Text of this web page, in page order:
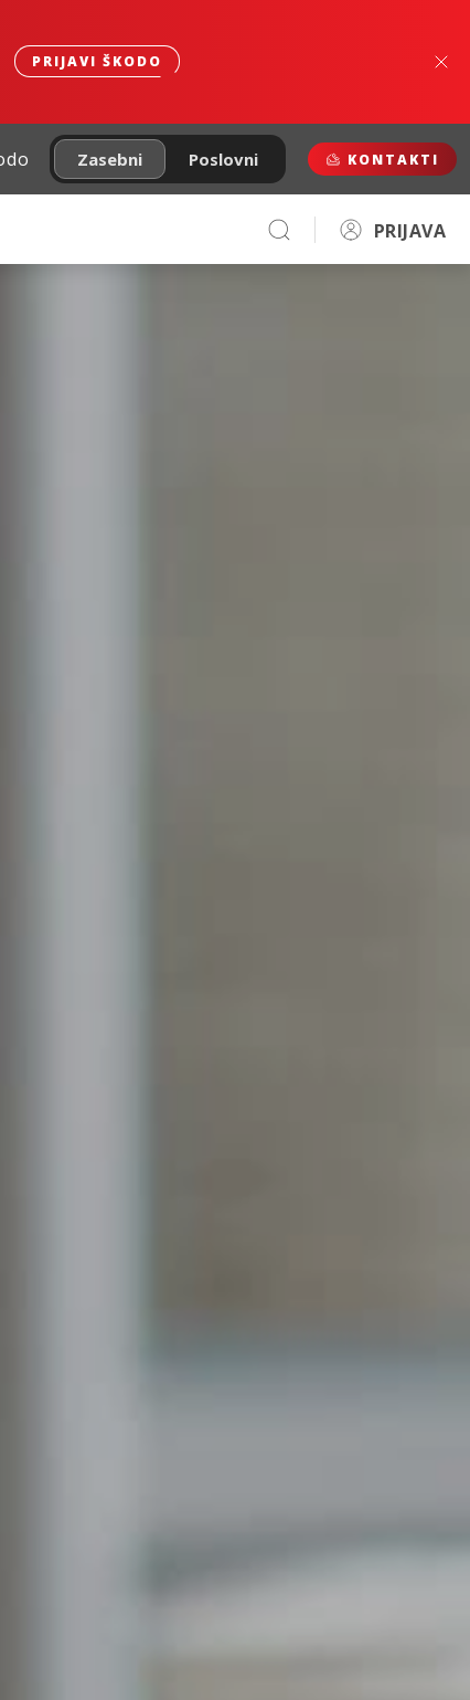
PRIJAVI ŠKODO
Zasebni Poslovni KONTAKTI
PRIJAVA